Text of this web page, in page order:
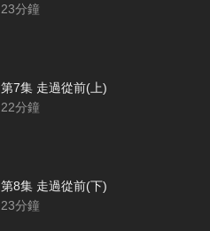
23分鐘
第7集 走過從前(上)
22分鐘
第8集 走過從前(下)
23分鐘